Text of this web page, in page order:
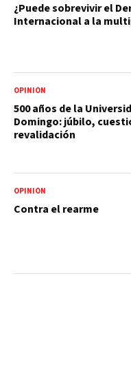
¿Puede sobrevivir el
Internacional a la
OPINIÓN
500 años de la
Domingo: júbilo,
revalidación
OPINIÓN
Contra el rearme